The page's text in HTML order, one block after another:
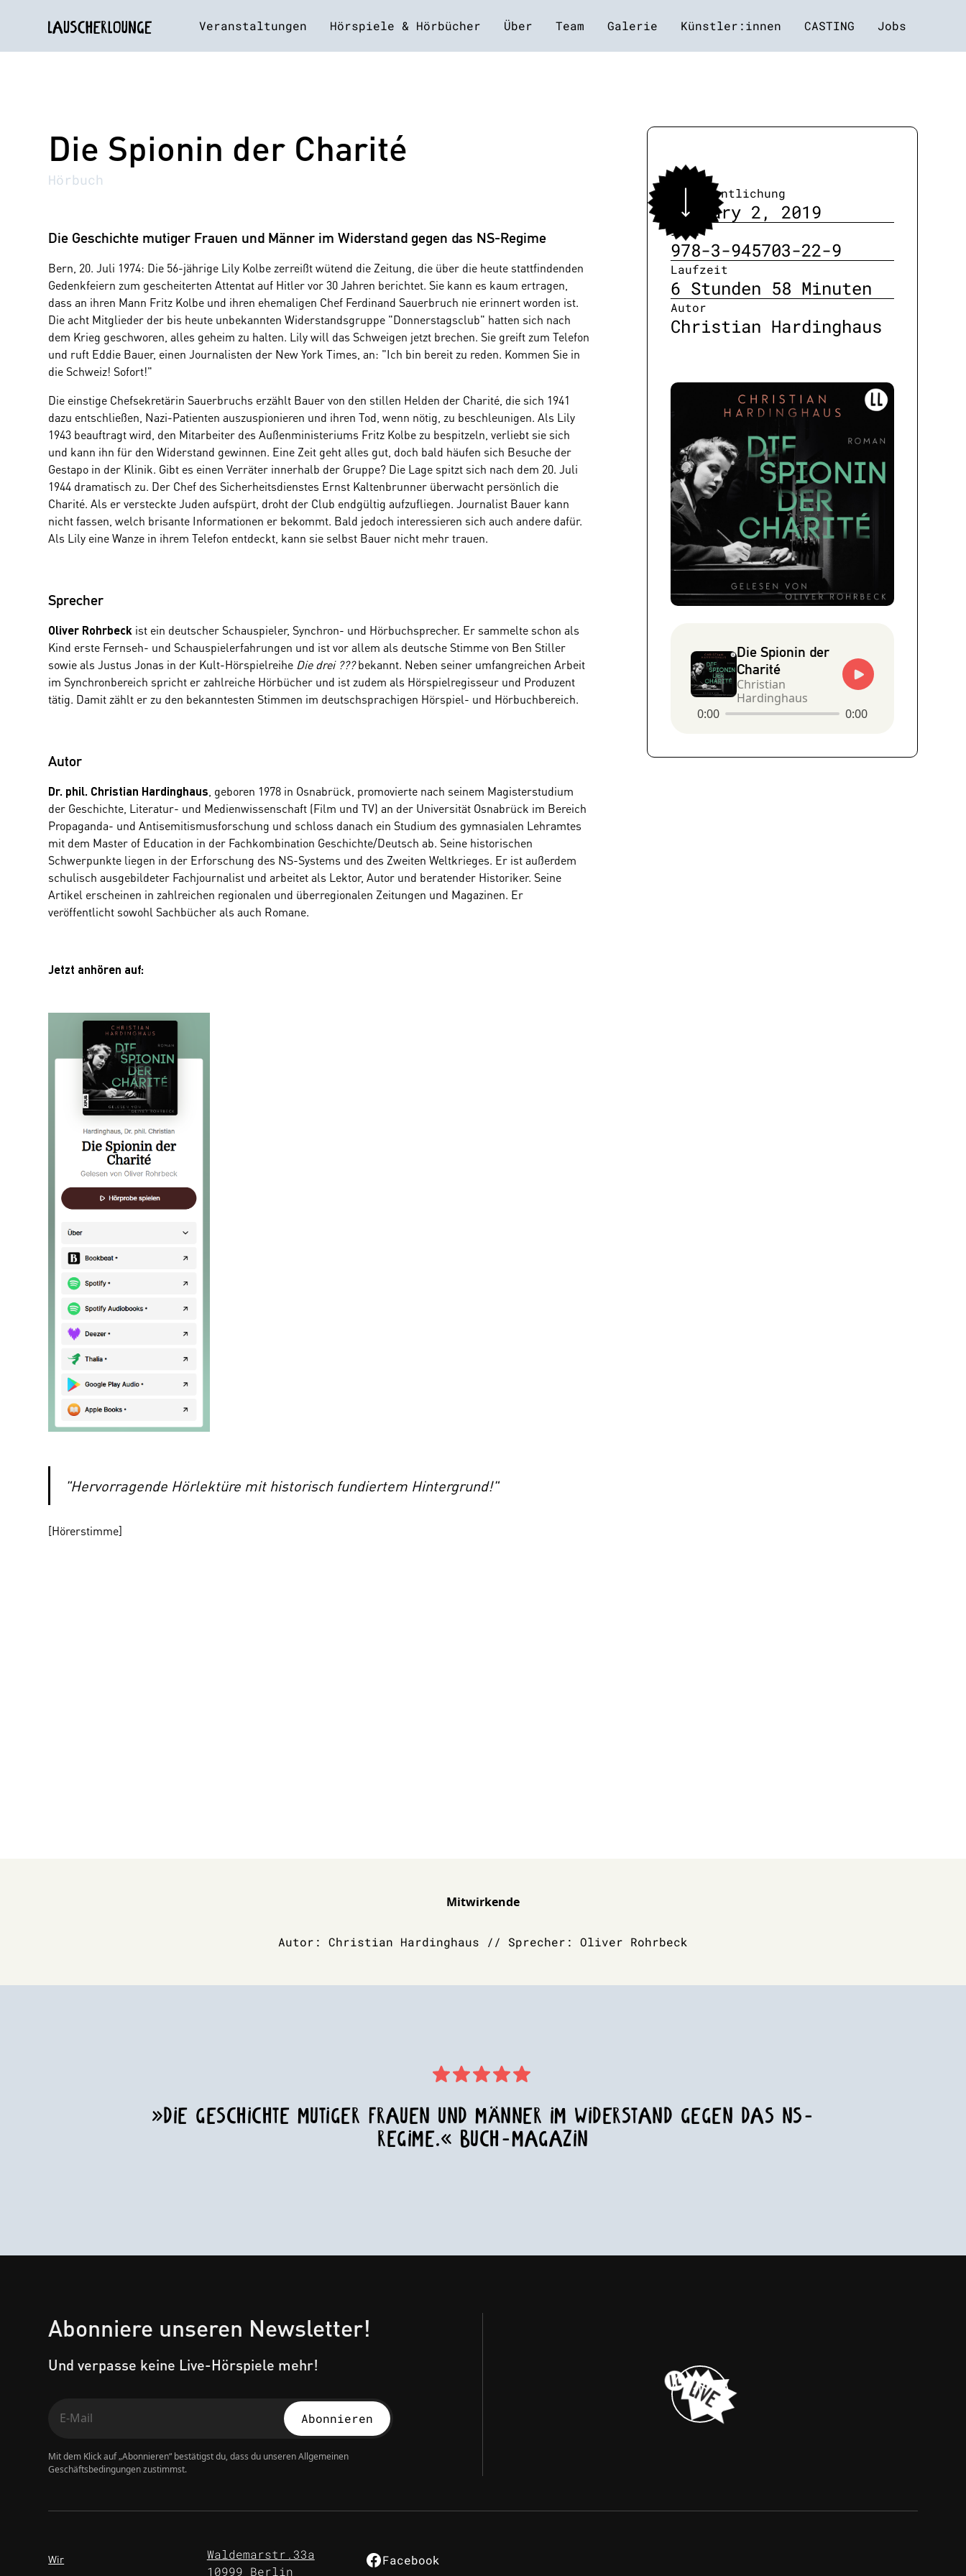
Veranstaltungen Hörspiele & Hörbücher Über Team Galerie Künstler:innen CASTING Jobs
Die Spionin der Charité
Hörbuch
Die Geschichte mutiger Frauen und Männer im Widerstand gegen das NS-Regime
Bern, 20. Juli 1974: Die 56-jährige Lily Kolbe zerreißt wütend die Zeitung, die über die heute stattfindenden
Gedenkfeiern zum gescheiterten Attentat auf Hitler vor 30 Jahren berichtet. Sie kann es kaum ertragen,
dass an ihren Mann Fritz Kolbe und ihren ehemaligen Chef Ferdinand Sauerbruch nie erinnert worden ist.
Die acht Mitglieder der bis heute unbekannten Widerstandsgruppe "Donnerstagsclub" hatten sich nach
dem Krieg geschworen, alles geheim zu halten. Lily will das Schweigen jetzt brechen. Sie greift zum Telefon
und ruft Eddie Bauer, einen Journalisten der New York Times, an: "Ich bin bereit zu reden. Kommen Sie in
die Schweiz! Sofort!"
Die einstige Chefsekretärin Sauerbruchs erzählt Bauer von den stillen Helden der Charité, die sich 1941
dazu entschließen, Nazi-Patienten auszuspionieren und ihren Tod, wenn nötig, zu beschleunigen. Als Lily
1943 beauftragt wird, den Mitarbeiter des Außenministeriums Fritz Kolbe zu bespitzeln, verliebt sie sich
und kann ihn für den Widerstand gewinnen. Eine Zeit geht alles gut, doch bald häufen sich Besuche der
Gestapo in der Klinik. Gibt es einen Verräter innerhalb der Gruppe? Die Lage spitzt sich nach dem 20. Juli
1944 dramatisch zu. Der Chef des Sicherheitsdienstes Ernst Kaltenbrunner überwacht persönlich die
Charité. Als er versteckte Juden aufspürt, droht der Club endgültig aufzufliegen. Journalist Bauer kann
nicht fassen, welch brisante Informationen er bekommt. Bald jedoch interessieren sich auch andere dafür.
Als Lily eine Wanze in ihrem Telefon entdeckt, kann sie selbst Bauer nicht mehr trauen.
Sprecher
Oliver Rohrbeck ist ein deutscher Schauspieler, Synchron- und Hörbuchsprecher. Er sammelte schon als
Kind erste Fernseh- und Schauspielerfahrungen und ist vor allem als deutsche Stimme von Ben Stiller
sowie als Justus Jonas in der Kult-Hörspielreihe Die drei ???bekannt. Neben seiner umfangreichen Arbeit
im Synchronbereich spricht er zahlreiche Hörbücher und ist zudem als Hörspielregisseur und Produzent
tätig. Damit zählt er zu den bekanntesten Stimmen im deutschsprachigen Hörspiel- und Hörbuchbereich.
Autor
Dr. phil. Christian Hardinghaus , geboren 1978 in Osnabrück, promovierte nach seinem Magisterstudium
der Geschichte, Literatur- und Medienwissenschaft (Film und TV) an der Universität Osnabrück im Bereich
Propaganda- und Antisemitismusforschung und schloss danach ein Studium des gymnasialen Lehramtes
mit dem Master of Education in der Fachkombination Geschichte/Deutsch ab. Seine historischen
Schwerpunkte liegen in der Erforschung des NS-Systems und des Zweiten Weltkrieges. Er ist außerdem
schulisch ausgebildeter Fachjournalist und arbeitet als Lektor, Autor und beratender Historiker. Seine
Artikel erscheinen in zahlreichen regionalen und überregionalen Zeitungen und Magazinen. Er
veröffentlicht sowohl Sachbücher als auch Romane.
Jetzt anhören auf:
"Hervorragende Hörlektüre mit historisch fundiertem Hintergrund!"
[Hörerstimme]
Veröffentlichung
January 2, 2019
ISBN
978-3-945703-22-9
Laufzeit
6 Stunden 58 Minuten
Autor
Christian Hardinghaus
Die Spionin der
Charité
Christian
Hardinghaus
0:00
0:00
Mitwirkende
Autor: Christian Hardinghaus // Sprecher: Oliver Rohrbeck
»DIE GESCHICHTE MUTIGER FRAUEN UND MÄNNER IM WIDERSTAND GEGEN DAS NS-
REGIME.« BUCH-MAGAZIN
Abonniere unseren Newsletter!
Und verpasse keine Live-Hörspiele mehr!
Mit dem Klick auf „Abonnieren“ bestätigst du, dass du unseren Allgemeinen
Geschäftsbedingungen zustimmst.
Wir
Waldemarstr.33a
10999 Berlin
Facebook